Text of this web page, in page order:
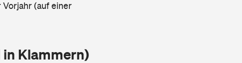
(auf einer
in Klammern)